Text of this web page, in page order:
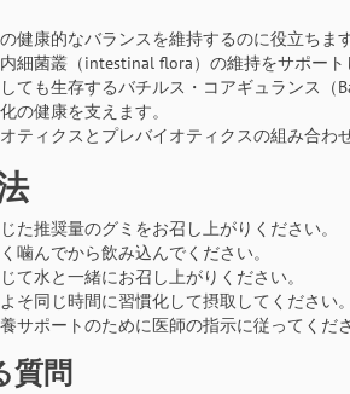
健康的なバランスを維持するのに役立ちます
細菌叢（intestinal flora）の維持をサポート
ても生存するバチルス・コアギュランス（
の健康を支えます。
ティクスとプレバイオティクスの組み合わ
た推奨量のグミをお召し上がりください。
噛んでから飲み込んでください。
て水と一緒にお召し上がりください。
そ同じ時間に習慣化して摂取してください。
サポートのために医師の指示に従ってくださ
質問